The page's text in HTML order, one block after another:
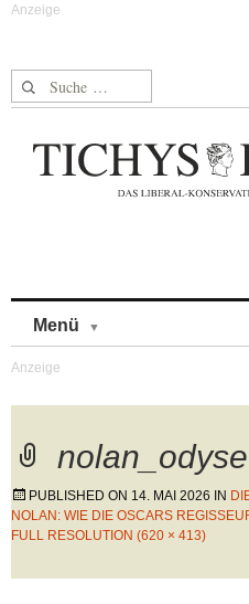
Suche nach:
Menü
PUBLISHED ON 14. MAI 2026 IN
NOLAN: WIE DIE OSCARS
FULL RESOLUTION (620 × 413)